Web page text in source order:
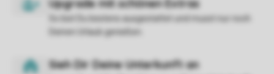
So bist Du bestens ausgestattet und musst nur noch
Deinen Urlaub genießen.